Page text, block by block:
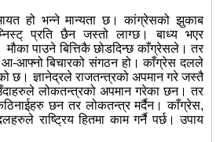
हो भन्ने मान्यता छ। कांग्रेसको झुकाब
प्रति छैन जस्तो लाग्छ। बाध्य भएर
पाउने बित्तिकै छोडदिन्छ काँग्रेसले। तर
आ-आफ्नो बिचारको संगठन हो। काँग्रेस दलले
छ। ज्ञानेद्रले राजतन्त्रको अपमान गरे जस्तै
लोकतन्त्रको अपमान गरेका छन। तर
छन तर लोकतन्त्र मर्दैन। काँग्रेस,
राष्ट्रिय हितमा काम गर्नै पर्छ। उपाय